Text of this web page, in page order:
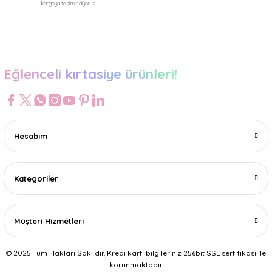
kargoya teslim ediyoruz!
Eğlenceli kırtasiye ürünleri!
Hesabım
Kategoriler
Müşteri Hizmetleri
© 2025 Tüm Hakları Saklıdır. Kredi kartı bilgileriniz 256bit SSL sertifikası ile
korunmaktadır.